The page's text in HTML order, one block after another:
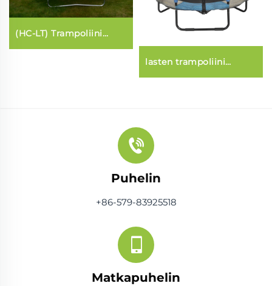
(HC-LT) Trampoliini
(kiilapuu-
lasten trampoliini
turvaverkolla
Puhelin
+86-579-83925518
Matkapuhelin